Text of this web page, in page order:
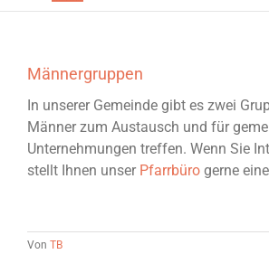
Männergruppen
In unserer Gemeinde gibt es zwei
Männer zum Austausch und für
Unternehmungen treffen. Wenn Sie
stellt Ihnen unser Pfarrbüro gerne
Von TB